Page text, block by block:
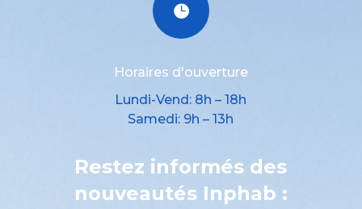

Horaires d'ouverture
Lundi-Vend: 8h – 18h
Samedi: 9h – 13h
Restez informés des
nouveautés Inphab :